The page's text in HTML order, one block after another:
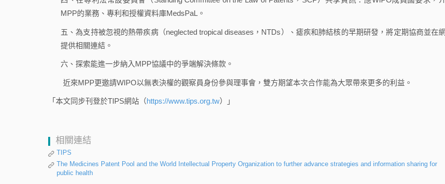
MPP的業務、專利和授權資料庫MedsPaL。
五、為支持被忽視的熱帶疾病（neglected tropical diseases，NTDs）、瘧疾和肺結核的早期研發，將定期協商並在
提供相關連結。
六、探索能進一步納入MPP協議中的爭端解決條款。
近來MPP更邀請WIPO以無表決權的觀察員身份參與理事會，雙方期望本次合作能為大眾帶來更多的利益。
「本文同步刊登於TIPS網站（https://www.tips.org.tw）」
相關連結
TIPS
The Medicines Patent Pool and the World Intellectual Property Organization to further advance strategies and information sharing for
public health